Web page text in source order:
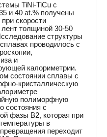
TiNi-TiCu с
и 40 at.% получены
скорости
лент толщиной 30-50
структуры
проводилось с
и
калориметрии.
состоянии сплавы с
кристаллическую
полиморфную
состояния с
фазы B2, которая при
в
переходит